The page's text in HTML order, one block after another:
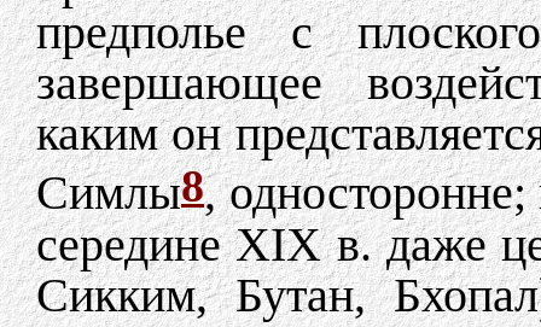
предполье с
завершающее
каким он
Симлы8, односторонне;
середине XIX в. даже
Сикким, Бутан,